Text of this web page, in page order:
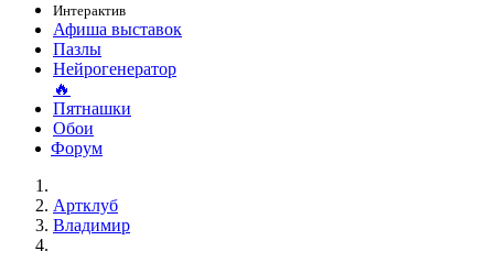
Интерактив
Афиша выставок
Пазлы
Нейрогенератор
🔥
Пятнашки
Обои
Форум
Артклуб
Владимир